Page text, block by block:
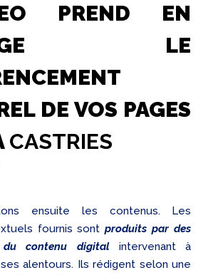
PREND EN
LE
DE VOS PAGES
CASTRIES
ensuite les contenus. Les
fournis sontproduits par des
du contenu digitalintervenant à
alentours. Ils rédigent selon une